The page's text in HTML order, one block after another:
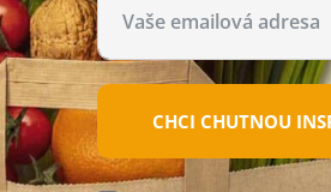
CHCI CHUTNOU